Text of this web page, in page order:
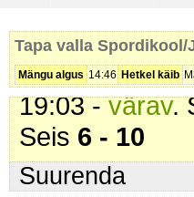
Tapa valla Spordikool/
Mängu algus 14:46 Hetkel käib
16:16 -värav.
Seis5 - 10
19:03 -värav.
Seis 6 - 10
Suurenda